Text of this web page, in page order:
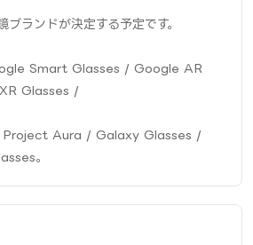
ブランドが決定する予定です。
Smart Glasses / Google AR
Glasses /
Aura / Galaxy Glasses /
。